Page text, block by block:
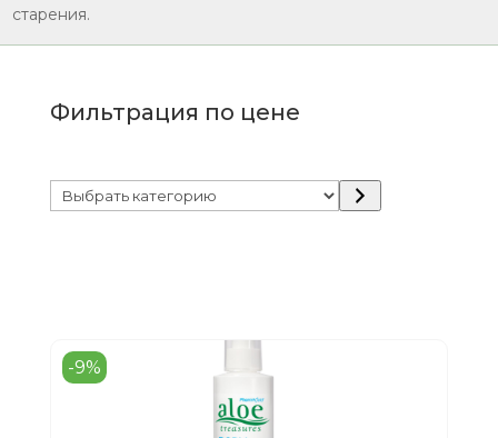
старения.
Фильтрация по цене
Выбрать
категорию
-9%